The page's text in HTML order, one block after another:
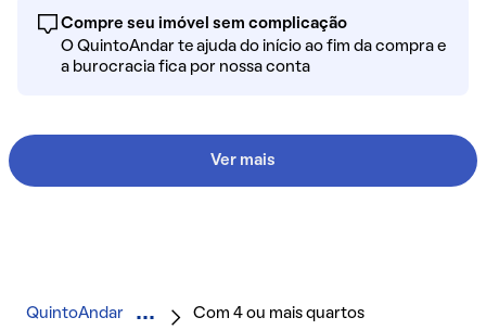
Compre seu imóvel sem complicação
O QuintoAndar te ajuda do início ao fim da compra e
a burocracia fica por nossa conta
Ver mais
QuintoAndar Com 4 ou mais quartos